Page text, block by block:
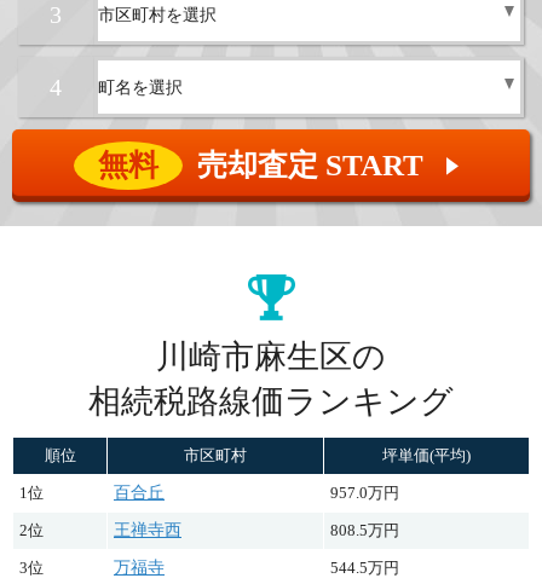
3
4
無料 売却査定 START ▲
川崎市麻生区の
相続税路線価ランキング
順位 市区町村 坪単価(平均)
1位 百合丘 957.0万円
2位 王禅寺西 808.5万円
3位 万福寺 544.5万円